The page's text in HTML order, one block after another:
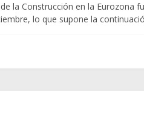
la Construcción en la Eurozona
lo que supone la